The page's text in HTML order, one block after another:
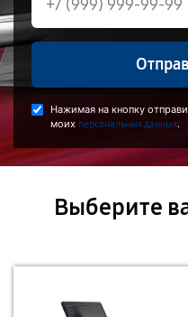
Нажимая на кнопку
моих персональных данных.
Выберите